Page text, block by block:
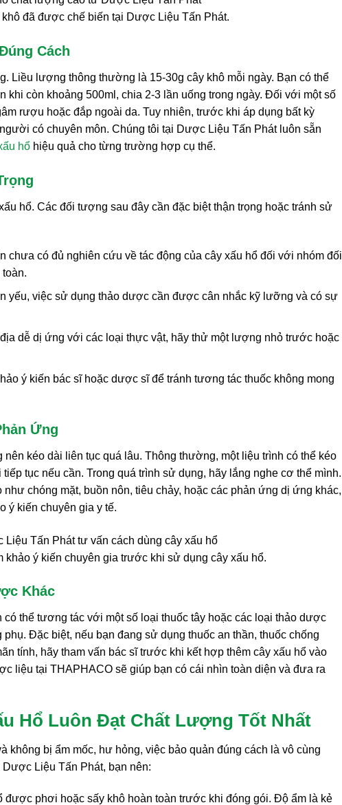
khô đã được chế biến tại Dược Liệu Tấn Phát.
Cách
Liều lượng thông thường là 15-30g cây khô mỗi ngày. Bạn có thể
còn khoảng 500ml, chia 2-3 lần uống trong ngày. Đối với một số
rượu hoặc đắp ngoài da. Tuy nhiên, trước khi áp dụng bất kỳ
có chuyên môn. Chúng tôi tại Dược Liệu Tấn Phát luôn sẵn
hổ hiệu quả cho từng trường hợp cụ thể.
hổ. Các đối tượng sau đây cần đặc biệt thận trọng hoặc tránh sử
chưa có đủ nghiên cứu về tác động của cây xấu hổ đối với nhóm đối
yếu, việc sử dụng thảo dược cần được cân nhắc kỹ lưỡng và có sự
dễ dị ứng với các loại thực vật, hãy thử một lượng nhỏ trước hoặc
ý kiến bác sĩ hoặc dược sĩ để tránh tương tác thuốc không mong
Ứng
kéo dài liên tục quá lâu. Thông thường, một liệu trình có thể kéo
tục nếu cần. Trong quá trình sử dụng, hãy lắng nghe cơ thể mình.
chóng mặt, buồn nôn, tiêu chảy, hoặc các phản ứng dị ứng khác,
ý kiến chuyên gia y tế.
khảo ý kiến chuyên gia trước khi sử dụng cây xấu hổ.
Khác
thể tương tác với một số loại thuốc tây hoặc các loại thảo dược
Đặc biệt, nếu bạn đang sử dụng thuốc an thần, thuốc chống
tính, hãy tham vấn bác sĩ trước khi kết hợp thêm cây xấu hổ vào
liệu tại THAPHACO sẽ giúp bạn có cái nhìn toàn diện và đưa ra
Hổ Luôn Đạt Chất Lượng Tốt Nhất
bị ẩm mốc, hư hỏng, việc bảo quản đúng cách là vô cùng
Dược Liệu Tấn Phát, bạn nên:
được phơi hoặc sấy khô hoàn toàn trước khi đóng gói. Độ ẩm là kẻ